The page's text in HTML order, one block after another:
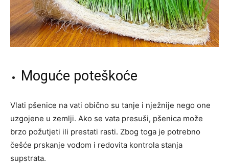
Moguće poteškoće
Vlati pšenice na vati obično su tanje i nježnije nego one
uzgojene u zemlji. Ako se vata presuši, pšenica može
brzo požutjeti ili prestati rasti. Zbog toga je potrebno
češće prskanje vodom i redovita kontrola stanja
supstrata.